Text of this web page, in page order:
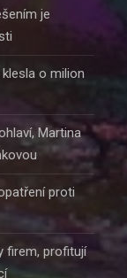
je
o milion
Martina
proti
firem, profitují